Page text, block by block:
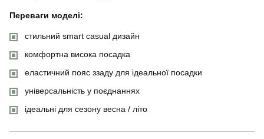
Переваги моделі:
стильний smart casual дизайн
комфортна висока посадка
еластичний пояс ззаду для ідеальної посадки
універсальність у поєднаннях
ідеальні для сезону весна / літо